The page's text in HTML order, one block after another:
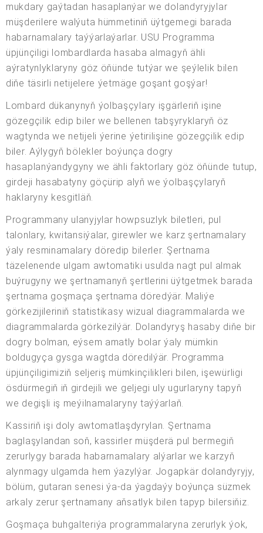
mukdary gaýtadan hasaplanýar we dolandyryjylar
müşderilere walýuta hümmetiniň üýtgemegi barada
habarnamalary taýýarlaýarlar. USU Programma
üpjünçiligi lombardlarda hasaba almagyň ähli
aýratynlyklaryny göz öňünde tutýar we şeýlelik bilen
diňe täsirli netijelere ýetmäge goşant goşýar!
Lombard dükanynyň ýolbaşçylary işgärleriň işine
gözegçilik edip biler we bellenen tabşyryklaryň öz
wagtynda we netijeli ýerine ýetirilişine gözegçilik edip
biler. Aýlygyň bölekler boýunça dogry
hasaplanýandygyny we ähli faktorlary göz öňünde tutup,
girdeji hasabatyny göçürip alyň we ýolbaşçylaryň
haklaryny kesgitläň.
Programmany ulanyjylar howpsuzlyk biletleri, pul
talonlary, kwitansiýalar, girewler we karz şertnamalary
ýaly resminamalary döredip bilerler. Şertnama
täzelenende ulgam awtomatiki usulda nagt pul almak
buýrugyny we şertnamanyň şertlerini üýtgetmek barada
şertnama goşmaça şertnama döredýär. Maliýe
görkezijileriniň statistikasy wizual diagrammalarda we
diagrammalarda görkezilýär. Dolandyryş hasaby diňe bir
dogry bolman, eýsem amatly bolar ýaly mümkin
boldugyça gysga wagtda döredilýär. Programma
üpjünçiligimiziň seljeriş mümkinçilikleri bilen, işewürligi
ösdürmegiň iň girdejili we geljegi uly ugurlaryny tapyň
we degişli iş meýilnamalaryny taýýarlaň.
Kassiriň işi doly awtomatlaşdyrylan. Şertnama
baglaşylandan soň, kassirler müşderä pul bermegiň
zerurlygy barada habarnamalary alýarlar we karzyň
alynmagy ulgamda hem ýazylýar. Jogapkär dolandyryjy,
bölüm, gutaran senesi ýa-da ýagdaýy boýunça süzmek
arkaly zerur şertnamany aňsatlyk bilen tapyp bilersiňiz.
Goşmaça buhgalteriýa programmalaryna zerurlyk ýok,